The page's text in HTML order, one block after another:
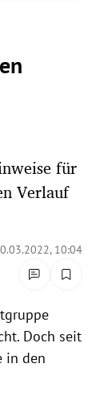
für
Verlauf
10:04
Doch seit
in den